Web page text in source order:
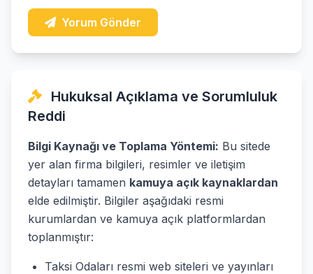
Yorum Gönder
Hukuksal Açıklama ve Sorumluluk
Reddi
Bilgi Kaynağı ve Toplama Yöntemi: Bu sitede
yer alan firma bilgileri, resimler ve iletişim
detayları tamamen kamuya açık kaynaklardan
elde edilmiştir. Bilgiler aşağıdaki resmi
kurumlardan ve kamuya açık platformlardan
toplanmıştır:
Taksi Odaları resmi web siteleri ve yayınları